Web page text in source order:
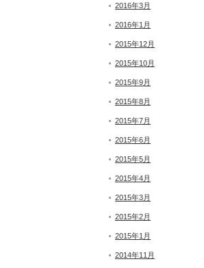
2016年3月
2016年1月
2015年12月
2015年10月
2015年9月
2015年8月
2015年7月
2015年6月
2015年5月
2015年4月
2015年3月
2015年2月
2015年1月
2014年11月